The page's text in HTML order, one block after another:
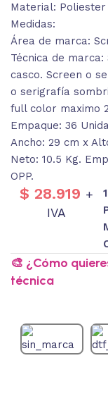
Material: Poliester
Medidas:
Área de marca:
Técnica de
casco. Screen o
o serigrafía
full color maximo
Empaque: 36
Ancho: 29 cm x
Neto: 10.5 Kg.
OPP.
$ 28.919 +
IVA
🎨 ¿Cómo
técnica